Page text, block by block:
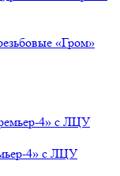
«Гром»
4» с ЛЦУ